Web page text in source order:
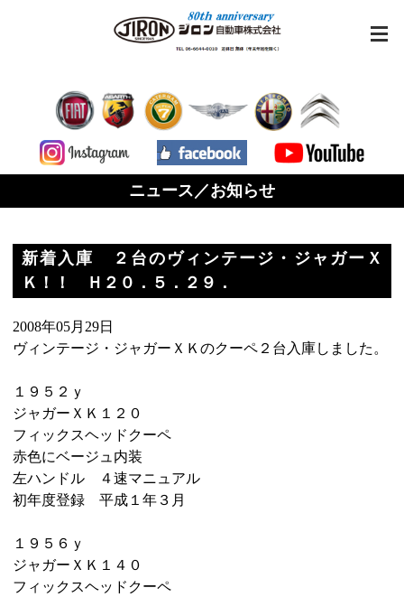
ニュース／お知らせ
新着入庫 ２台のヴィンテージ・ジャガーＸ
Ｋ！！ Ｈ２０．５．２９．
2008年05月29日
ヴィンテージ・ジャガーＸＫのクーペ２台入庫しました。
１９５２ｙ
ジャガーＸＫ１２０
フィックスヘッドクーペ
赤色にベージュ内装
左ハンドル ４速マニュアル
初年度登録 平成１年３月
１９５６ｙ
ジャガーＸＫ１４０
フィックスヘッドクーペ